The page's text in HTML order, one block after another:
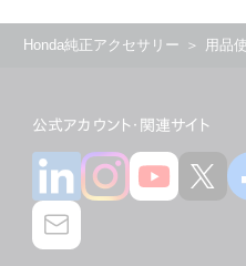
Honda純正アクセサリー 用品
公式アカウント・関連サイト